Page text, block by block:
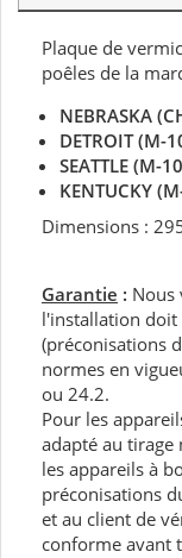
Plaque de
poêles de la
NEBRASKA
DETROIT (M-
SEATTLE (M-
KENTUCKY
Dimensions :
Garantie : Nous
l'installation
(préconisations
normes en
ou 24.2.
Pour les
adapté au
les appareils à
préconisations
et au client de
conforme avant